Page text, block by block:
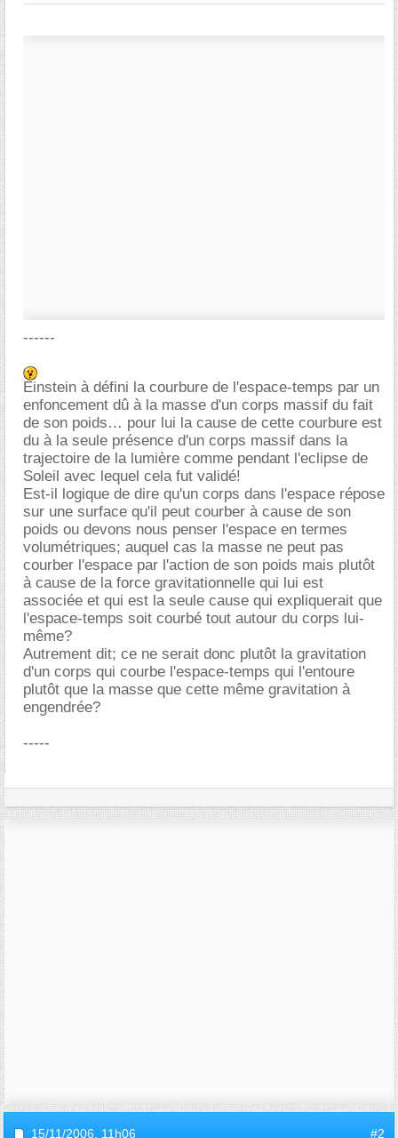
------
Einstein à défini la courbure de l'espace-temps par un
enfoncement dû à la masse d'un corps massif du fait
de son poids… pour lui la cause de cette courbure est
du à la seule présence d'un corps massif dans la
trajectoire de la lumière comme pendant l'eclipse de
Soleil avec lequel cela fut validé!
Est-il logique de dire qu'un corps dans l'espace répose
sur une surface qu'il peut courber à cause de son
poids ou devons nous penser l'espace en termes
volumétriques; auquel cas la masse ne peut pas
courber l'espace par l'action de son poids mais plutôt
à cause de la force gravitationnelle qui lui est
associée et qui est la seule cause qui expliquerait que
l'espace-temps soit courbé tout autour du corps lui-
même?
Autrement dit; ce ne serait donc plutôt la gravitation
d'un corps qui courbe l'espace-temps qui l'entoure
plutôt que la masse que cette même gravitation à
engendrée?
-----
15/11/2006, 11h06 #2